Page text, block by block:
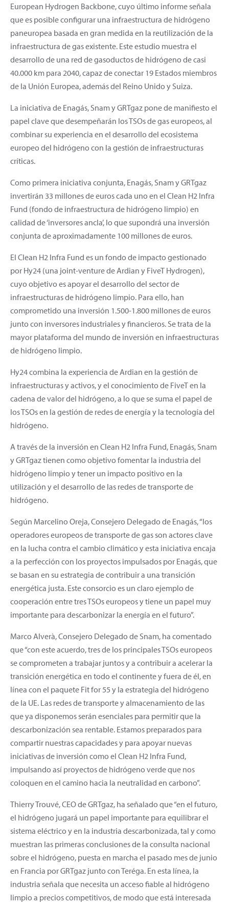
European Hydrogen Backbone, cuyo último informe señala
que es posible configurar una infraestructura de hidrógeno
paneuropea basada en gran medida en la reutilización de la
infraestructura de gas existente. Este estudio muestra el
desarrollo de una red de gasoductos de hidrógeno de casi
40.000 km para 2040, capaz de conectar 19 Estados miembros
de la Unión Europea, además del Reino Unido y Suiza.
La iniciativa de Enagás, Snam y GRTgaz pone de manifiesto el
papel clave que desempeñarán los TSOs de gas europeos, al
combinar su experiencia en el desarrollo del ecosistema
europeo del hidrógeno con la gestión de infraestructuras
críticas.
Como primera iniciativa conjunta, Enagás, Snam y GRTgaz
invertirán 33 millones de euros cada uno en el Clean H2 Infra
Fund (fondo de infraestructura de hidrógeno limpio) en
calidad de ‘inversores ancla’, lo que supondrá una inversión
conjunta de aproximadamente 100 millones de euros.
El Clean H2 Infra Fund es un fondo de impacto gestionado
por Hy24 (una joint-venture de Ardian y FiveT Hydrogen),
cuyo objetivo es apoyar el desarrollo del sector de
infraestructuras de hidrógeno limpio. Para ello, han
comprometido una inversión 1.500-1.800 millones de euros
junto con inversores industriales y financieros. Se trata de la
mayor plataforma del mundo de inversión en infraestructuras
de hidrógeno limpio.
Hy24 combina la experiencia de Ardian en la gestión de
infraestructuras y activos, y el conocimiento de FiveT en la
cadena de valor del hidrógeno, a lo que se suma el papel de
los TSOs en la gestión de redes de energía y la tecnología del
hidrógeno.
A través de la inversión en Clean H2 Infra Fund, Enagás, Snam
y GRTgaz tienen como objetivo fomentar la industria del
hidrógeno limpio y tener un impacto positivo en la
utilización y el desarrollo de las redes de transporte de
hidrógeno.
Según Marcelino Oreja, Consejero Delegado de Enagás, “los
operadores europeos de transporte de gas son actores clave
en la lucha contra el cambio climático y esta iniciativa encaja
a la perfección con los proyectos impulsados por Enagás, que
se basan en su estrategia de contribuir a una transición
energética justa. Este consorcio es un claro ejemplo de
cooperación entre tres TSOs europeos y tiene un papel muy
importante para descarbonizar la energía en el futuro”.
Marco Alverà, Consejero Delegado de Snam, ha comentado
que “con este acuerdo, tres de los principales TSOs europeos
se comprometen a trabajar juntos y a contribuir a acelerar la
transición energética en todo el continente y fuera de él, en
línea con el paquete Fit for 55 y la estrategia del hidrógeno
de la UE. Las redes de transporte y almacenamiento de las
que ya disponemos serán esenciales para permitir que la
descarbonización sea rentable. Estamos preparados para
compartir nuestras capacidades y para apoyar nuevas
iniciativas de inversión como el Clean H2 Infra Fund,
impulsando así proyectos de hidrógeno verde que nos
coloquen en el camino hacia la neutralidad en carbono”.
Thierry Trouvé, CEO de GRTgaz, ha señalado que “en el futuro,
el hidrógeno jugará un papel importante para equilibrar el
sistema eléctrico y en la industria descarbonizada, tal y como
muestran las primeras conclusiones de la consulta nacional
sobre el hidrógeno, puesta en marcha el pasado mes de junio
en Francia por GRTgaz junto con Teréga. En esta línea, la
industria señala que necesita un acceso fiable al hidrógeno
limpio a precios competitivos, de modo que está interesada